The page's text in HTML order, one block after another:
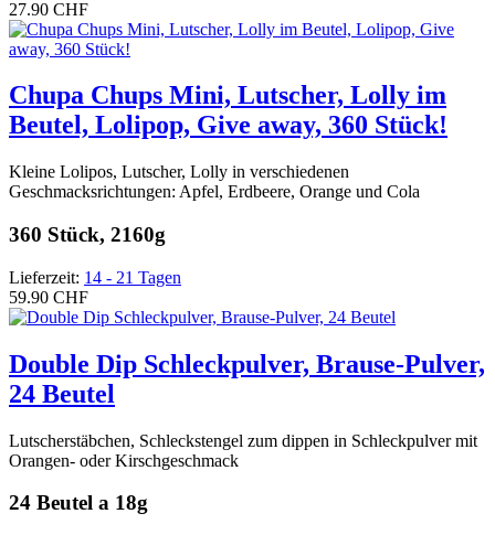
27.90 CHF
Chupa Chups Mini, Lutscher, Lolly im
Beutel, Lolipop, Give away, 360 Stück!
Kleine Lolipos, Lutscher, Lolly in verschiedenen
Geschmacksrichtungen: Apfel, Erdbeere, Orange und Cola
360 Stück, 2160g
Lieferzeit: 14 - 21 Tagen
59.90 CHF
Double Dip Schleckpulver, Brause-Pulver,
24 Beutel
Lutscherstäbchen, Schleckstengel zum dippen in Schleckpulver mit
Orangen- oder Kirschgeschmack
24 Beutel a 18g